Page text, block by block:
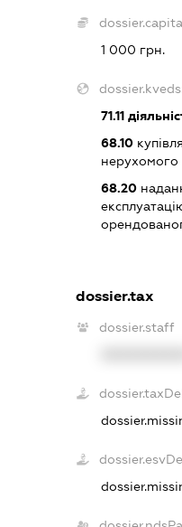
1 000 грн.
71.11
68.10
68.20
dossier.tax
dossier.staff